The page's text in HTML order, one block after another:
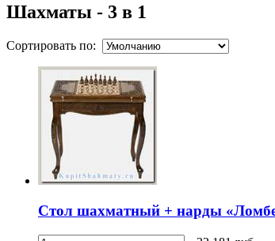
Шахматы - 3 в 1
Сортировать по:
Стол шахматный + нарды